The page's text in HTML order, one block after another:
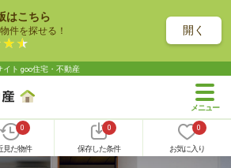
はこちら
件を探せる！ 開く
イト goo住宅・不動産
0
見た物件
0
保存した条件
0
お気に入り